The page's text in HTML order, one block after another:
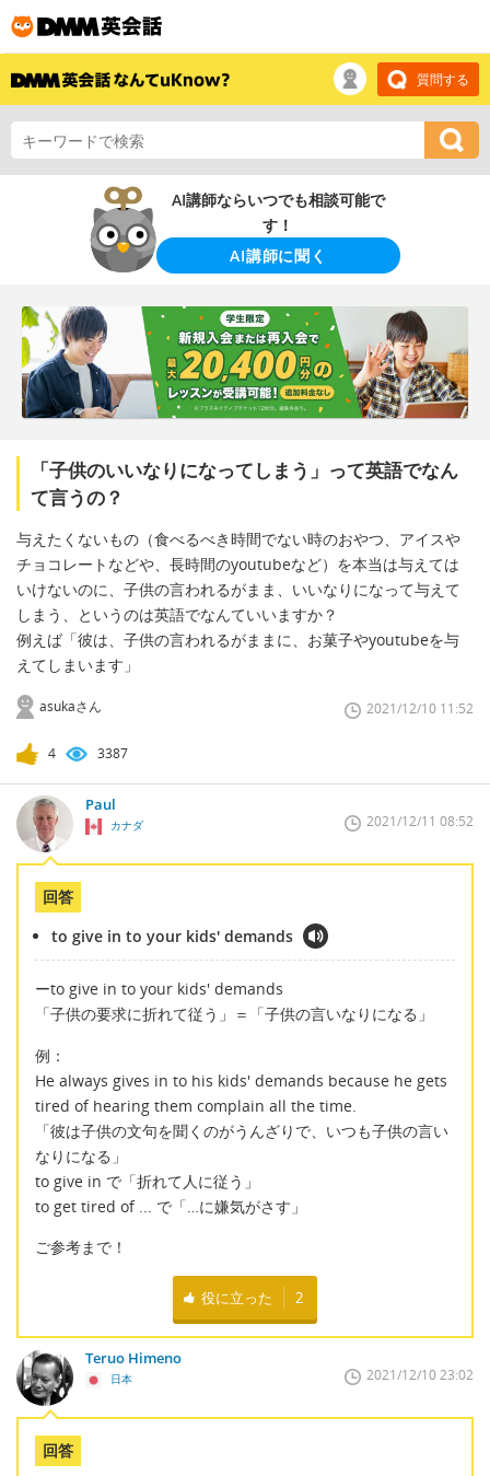
質問する
AI講師ならいつでも相談可能で
す！
AI講師に聞く
「子供のいいなりになってしまう」って英語でなん
て言うの？
与えたくないもの（食べるべき時間でない時のおやつ、アイスや
チョコレートなどや、長時間のyoutubeなど）を本当は与えては
いけないのに、子供の言われるがまま、いいなりになって与えて
しまう、というのは英語でなんていいますか？
例えば「彼は、子供の言われるがままに、お菓子やyoutubeを与
えてしまいます」
asukaさん 2021/12/10 11:52
4 3387
Paul
カナダ 2021/12/11 08:52
回答
to give in to your kids' demands
ーto give in to your kids' demands
「子供の要求に折れて従う」＝「子供の言いなりになる」
例：
He always gives in to his kids' demands because he gets
tired of hearing them complain all the time.
「彼は子供の文句を聞くのがうんざりで、いつも子供の言い
なりになる」
to give in で「折れて人に従う」
to get tired of ... で「…に嫌気がさす」
ご参考まで！
役に立った 2
Teruo Himeno
日本 2021/12/10 23:02
回答